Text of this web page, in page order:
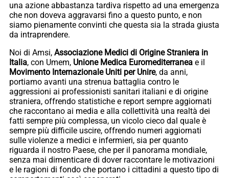
una azione abbastanza tardiva rispetto ad una emergenza
che non doveva aggravarsi fino a questo punto, e non
siamo pienamente convinti che questa sia la strada giusta
da intraprendere.
Noi di Amsi, Associazione Medici di Origine Straniera in
Italia, con Umem, Unione Medica Euromediterranea e il
Movimento Internazionale Uniti per Unire, da anni,
portiamo avanti una strenua battaglia contro le
aggressioni ai professionisti sanitari italiani e di origine
straniera, offrendo statistiche e report sempre aggiornati
che raccontano ai media e alla collettività una realtà dei
fatti sempre più complessa, un vicolo cieco dal quale è
sempre più difficile uscire, offrendo numeri aggiornati
sulle violenze a medici e infermieri, sia per quanto
riguarda il nostro Paese, che per il panorama mondiale,
senza mai dimenticare di dover raccontare le motivazioni
e le ragioni di fondo che portano i cittadini a questo tipo di